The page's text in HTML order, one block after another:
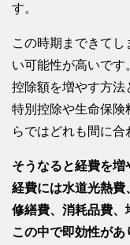
す。
この時期まできて
い可能性が高いです
控除額を増やす方法
特別控除や生命保険
らではどれも間に合
そうなると経費を増
経費には水道光熱費
修繕費、消耗品費、
この中で即効性が